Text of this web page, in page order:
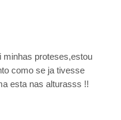
minhas proteses,estou
como se ja tivesse
esta nas alturasss !!